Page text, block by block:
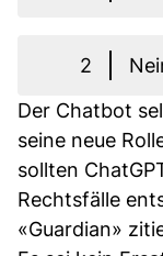
2
Der Chatbot
seine neue
sollten
Rechtsfälle
«Guardian»